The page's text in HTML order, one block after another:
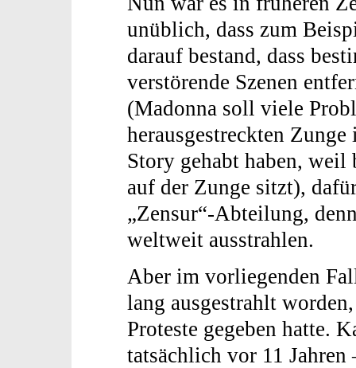
unüblich, dass zum
darauf bestand, dass
verstörende Szenen
(Madonna soll viele
herausgestreckten
Story gehabt haben, weil
auf der Zunge sitzt),
„Zensur“-Abteilung,
weltweit ausstrahlen.
Aber im vorliegenden
lang ausgestrahlt
Proteste gegeben hatte.
tatsächlich vor 11